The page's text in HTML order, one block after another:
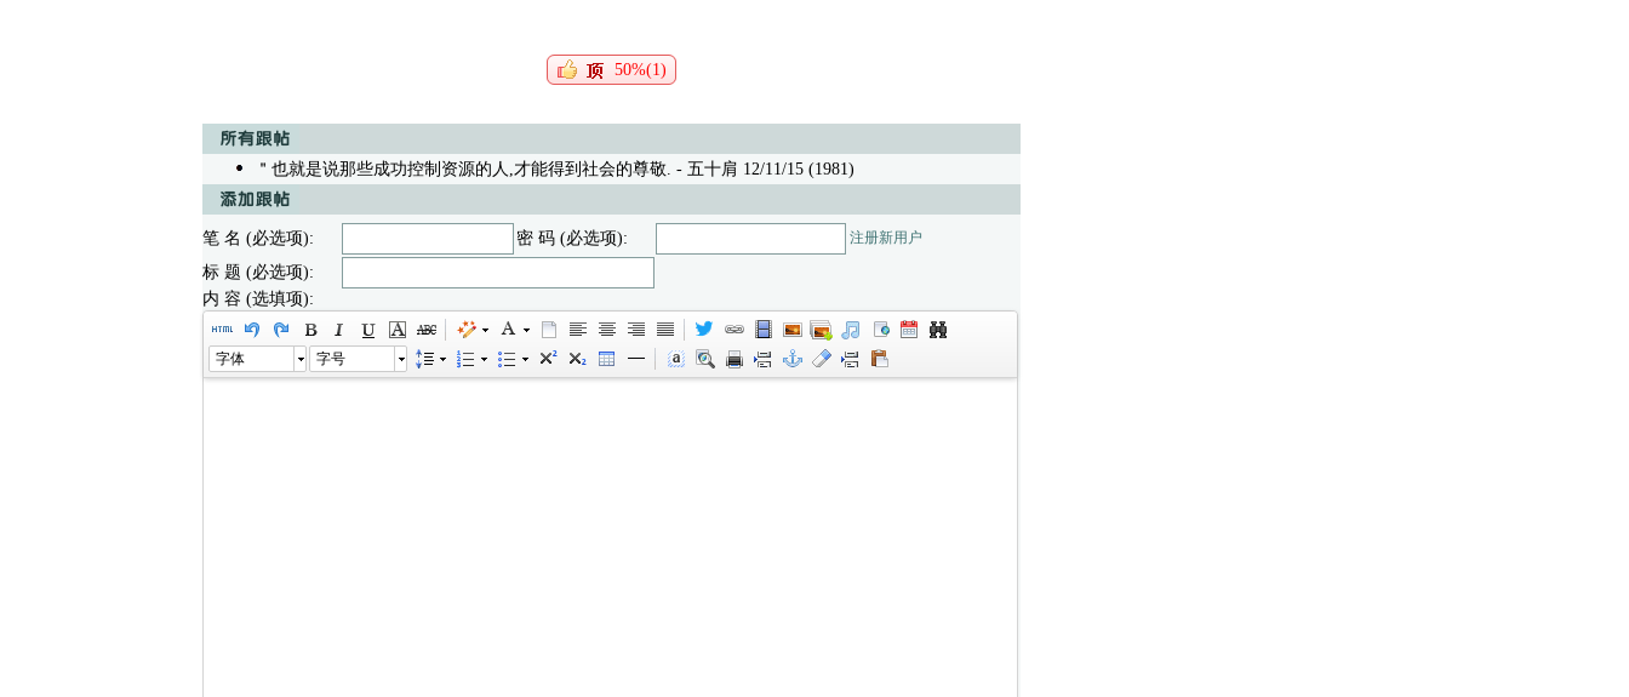
50%(1)
＂也就是说那些成功控制资源的人,才能得到社会的尊敬. - 五十肩 12/11/15 (1981)
笔 名 (必选项): 密 码 (必选项): 注册新用户
标 题 (必选项):
内 容 (选填项):
字体 字号